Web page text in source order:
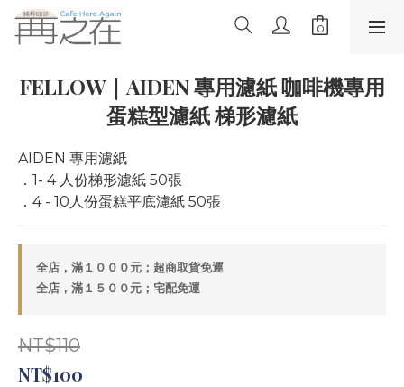
FELLOW｜AIDEN 專用濾紙 咖啡機專用
蛋糕型濾紙 梯形濾紙
AIDEN 專用濾紙
．1- 4 人份梯形濾紙 50張
．4 - 10人份蛋糕平底濾紙 50張
全店，滿１０００元；超商取貨免運
全店，滿１５００元；宅配免運
NT$110
NT$100